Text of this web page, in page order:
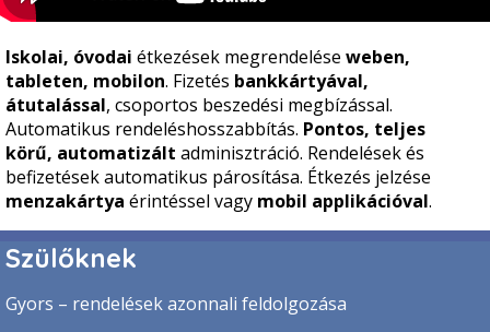
Iskolai, óvodai étkezések megrendelése weben,
tableten, mobilon. Fizetés bankkártyával,
átutalással, csoportos beszedési megbízással.
Automatikus rendeléshosszabbítás. Pontos, teljes
körű, automatizált adminisztráció. Rendelések és
befizetések automatikus párosítása. Étkezés jelzése
menzakártya érintéssel vagy mobil applikációval.
Szülőknek
Gyors – rendelések azonnali feldolgozása